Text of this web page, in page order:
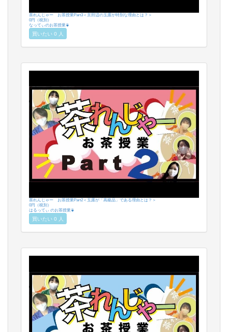
茶れんじゃー お茶授業Part3＜京田辺の玉露が特別な理由とは？＞
0円（税別）
なってぃのお茶授業🍵
買いたい 0 人
茶れんじゃー お茶授業Part2＜玉露が「高級品」である理由とは？＞
0円（税別）
はるってぃ のお茶授業🍵
買いたい 0 人